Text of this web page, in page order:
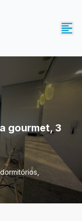
gourmet, 3